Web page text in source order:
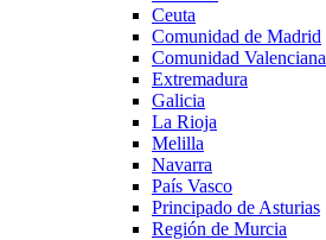
Ceuta
Comunidad de Madrid
Comunidad Valenciana
Extremadura
Galicia
La Rioja
Melilla
Navarra
País Vasco
Principado de Asturias
Región de Murcia